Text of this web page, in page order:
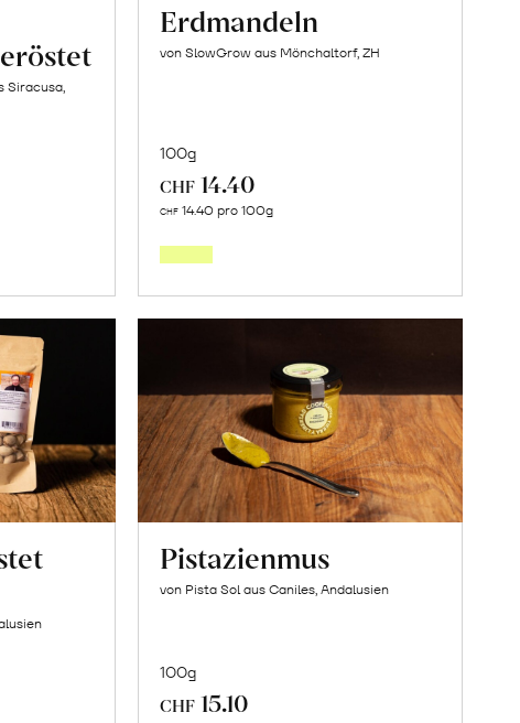
Siracusa,
Erdmandeln
von SlowGrow aus Mönchaltorf, ZH
100g
CHF 14.40
CHF 14.40 pro 100g
Pistazienmus
von Pista Sol aus Caniles, Andalusien
100g
CHF 15.10